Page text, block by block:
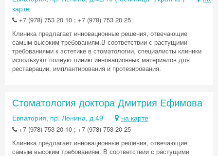
карте
+7 (978) 753 20 10 ; +7 (978) 753 20 25
Клиника предлагает инновационные решения, отвечающие
самым высоким требованиям.В соответствии с растущими
требованиями к эстетике в стоматологии, специалисты клиники
используют полную линию инновационных материалов для
реставрации, имплантирования и протезирования.
Стоматология доктора Дмитрия Ефимова
Евпатория, пр. Ленина, д.49 на карте
+7 (978) 753 20 10 ; +7 (978) 753 20 25
Клиника предлагает инновационные решения, отвечающие
самым высоким требованиям. В соответствии с растущими